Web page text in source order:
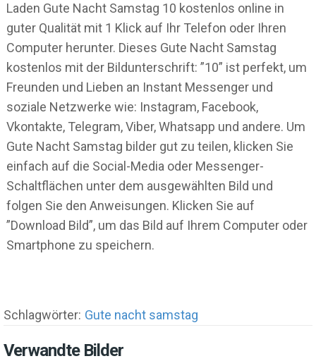
Laden Gute Nacht Samstag 10 kostenlos online in
guter Qualität mit 1 Klick auf Ihr Telefon oder Ihren
Computer herunter. Dieses Gute Nacht Samstag
kostenlos mit der Bildunterschrift: ”10” ist perfekt, um
Freunden und Lieben an Instant Messenger und
soziale Netzwerke wie: Instagram, Facebook,
Vkontakte, Telegram, Viber, Whatsapp und andere. Um
Gute Nacht Samstag bilder gut zu teilen, klicken Sie
einfach auf die Social-Media oder Messenger-
Schaltflächen unter dem ausgewählten Bild und
folgen Sie den Anweisungen. Klicken Sie auf
”Download Bild”, um das Bild auf Ihrem Computer oder
Smartphone zu speichern.
Schlagwörter: Gute nacht samstag
Verwandte Bilder